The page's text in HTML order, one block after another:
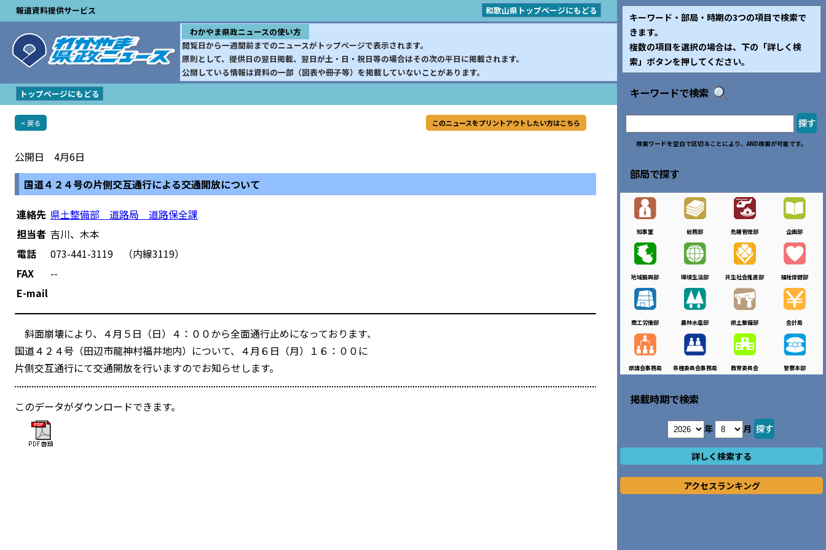
報道資料提供サービス
和歌山県トップページにもどる
わかやま県政ニュースの使い方
閲覧日から一週間前までのニュースがトップページで表示されます。
原則として、提供日の翌日掲載、翌日が土・日・祝日等の場合はその次の平日に掲載されます。
公開している情報は資料の一部（図表や冊子等）を掲載していないことがあります。
トップページにもどる
< 戻る このニュースをプリントアウトしたい方はこちら
公開日 4月6日
国道４２４号の片側交互通行による交通開放について
連絡先 県土整備部 道路局 道路保全課
担当者 吉川、木本
電話
073-441-3119 （内線3119）
FAX
--
E-mail
斜面崩壊により、４月５日（日）４：００から全面通行止めになっております、
国道４２４号（田辺市龍神村福井地内）について、４月６日（月）１６：００に
片側交互通行にて交通開放を行いますのでお知らせします。
このデータがダウンロードできます。
キーワード・部局・時期の3つの項目で検索で
きます。
複数の項目を選択の場合は、下の「詳しく検
索」ボタンを押してください。
キーワードで検索
検索ワードを空白で区切ることにより、AND検索が可能です。
部局で探す
知事室 総務部 危機管理部 企画部
地域振興部 環境生活部 共生社会推進部 福祉保健部
商工労働部 農林水産部 県土整備部 会計局
県議会事務局 各種委員会事務局 教育委員会 警察本部
掲載時期で検索
年 月
詳しく検索する
アクセスランキング